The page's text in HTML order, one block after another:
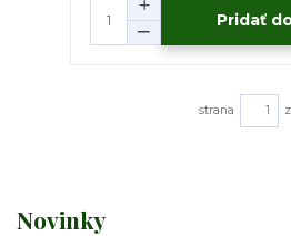
Novinky
Pridať
strana